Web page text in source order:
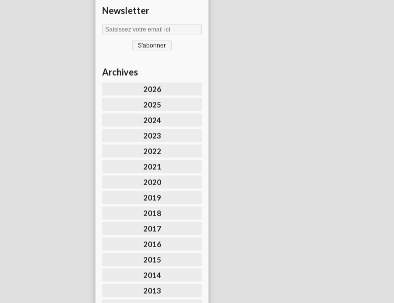
Newsletter
Archives
2026
2025
2024
2023
2022
2021
2020
2019
2018
2017
2016
2015
2014
2013